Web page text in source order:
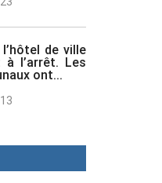
de ville
l’arrêt. Les
ont...